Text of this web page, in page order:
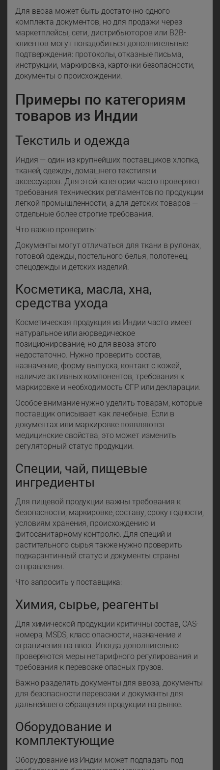
Для ввоза может быть достаточно одного
комплекта документов, но для продажи через
маркетплейсы, сети, дистрибьюторов или B2B-
клиентов могут понадобиться дополнительные
подтверждения: протоколы, отказные письма,
инструкции, маркировка, карточки безопасности,
документы о происхождении.
Примеры по категориям
товаров из Индии
Текстиль и одежда
Индия — один из крупнейших поставщиков хлопка,
тканей, одежды, домашнего текстиля и
аксессуаров. Для этой категории часто проверяют
требования технических регламентов по продукции
легкой промышленности, а для детских товаров —
отдельные более строгие требования.
Что важно проверить:
Документы могут отличаться для ткани в рулонах,
готовой одежды, постельного белья, полотенец,
спецодежды и детских изделий.
Косметика, масла, хна,
средства ухода
Косметическая продукция из Индии часто имеет
натуральное или аюрведическое
позиционирование, но для ввоза этого
недостаточно. Нужно проверить состав,
назначение, форму выпуска, контакт с кожей,
наличие активных компонентов, требования к
маркировке и необходимость СГР или декларации.
Особое внимание нужно уделить товарам, которые
поставщик описывает как лечебные. Если в
документах или маркировке появляются
медицинские свойства, это может изменить
регуляторный статус продукции.
Специи, чай, пищевые
ингредиенты
Для пищевой продукции важны требования к
безопасности, маркировке, составу, сроку годности,
условиям хранения, происхождению и
фитосанитарному контролю. Для специй и
растительного сырья также нужно проверить
подкарантинный статус и документы страны
отправления.
Что запросить у поставщика:
Химия, сырье, реагенты
Для химической продукции критичны состав, CAS-
номера, MSDS, класс опасности, назначение и
ограничения на ввоз. Иногда дополнительно
проверяются меры нетарифного регулирования и
требования к перевозке опасных грузов.
Важно разделять документы для ввоза, документы
для безопасности перевозки и документы для
дальнейшего обращения продукции на рынке.
Оборудование и
комплектующие
Оборудование из Индии может подпадать под